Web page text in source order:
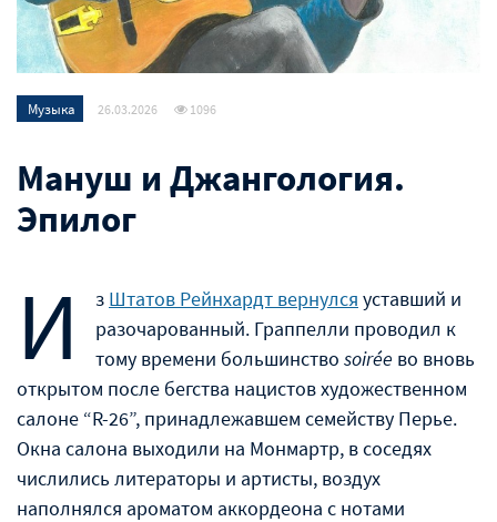
Музыка 26.03.2026 1096
Мануш и Джангология.
Эпилог
И з Штатов Рейнхардт вернулся уставший и
разочарованный. Граппелли проводил к
тому времени большинство soirée во вновь
открытом после бегства нацистов художественном
салоне “R-26”, принадлежавшем семейству Перье.
Окна салона выходили на Монмартр, в соседях
числились литераторы и артисты, воздух
наполнялся ароматом аккордеона с нотами